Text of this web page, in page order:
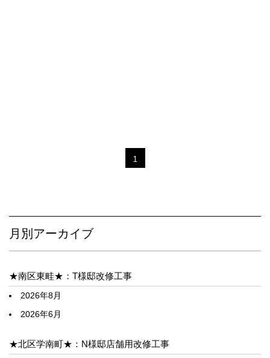
1
月別アーカイブ
★南区東畦★：T様邸改修工事
2026年8月
2026年6月
★北区学南町★：N様邸店舗用改修工事